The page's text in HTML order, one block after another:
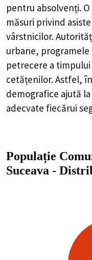
pentru absolvenți.
măsuri privind
vârstnicilor.
urbane,
petrecere a
cetățenilor. Astfel,
demografice ajută
adecvate fiecărui
Populație
Suceava -